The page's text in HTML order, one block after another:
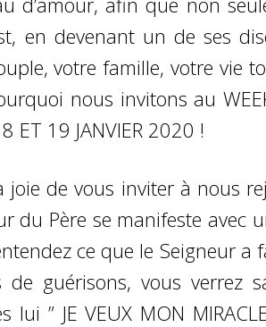
en devenant un de ses
votre famille, votre vie
nous invitons au
ET 19 JANVIER 2020 !
joie de vous inviter à nous
du Père se manifeste avec
ce que le Seigneur
de guérisons, vous verrez
lui ” JE VEUX MON